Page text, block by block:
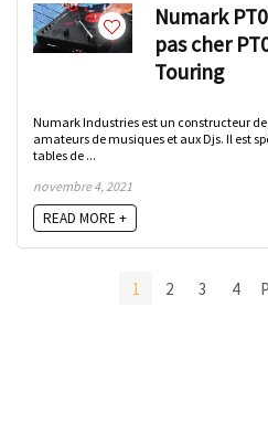
Numark
pas cher
Touring
Numark Industries est un constructeur
amateurs de musiques et aux Djs. Il est
tables de ...
novembre 4, 2021
READ MORE +
1 2 3 4